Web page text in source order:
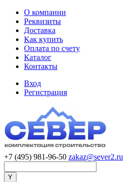
О компании
Реквизиты
Доставка
Как купить
Оплата по счету
Каталог
Контакты
Вход
Регистрация
+7 (495) 981-96-50 zakaz@sever2.ru